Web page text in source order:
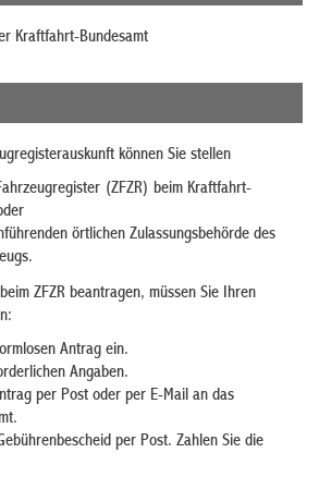
Kraftfahrt-Bundesamt
können Sie stellen
(ZFZR) beim Kraftfahrt-
örtlichen Zulassungsbehörde des
ZFZR beantragen, müssen Sie Ihren
Antrag ein.
Angaben.
per Post oder per E-Mail an das
per Post. Zahlen Sie die